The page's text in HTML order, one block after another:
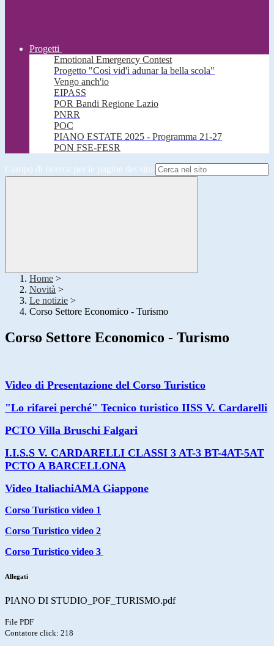
Progetti
Emotional Emergency Contest
Progetto "Così vid'ì adunar la bella scola"
Vengo anch'io
EIPASS
POR Bandi Regione Lazio
PNRR
POC
PIANO ESTATE 2025 - Programma 21-27
PON FSE-FESR
Campo di ricerca per le pagine del sito
Home >
Novità >
Le notizie >
Corso Settore Economico - Turismo
Corso Settore Economico - Turismo
Video di Presentazione del Corso Turistico
"Lo rifarei perché" Tecnico turistico IISS V. Cardarelli
PCTO Villa Bruschi Falgari
I.I.S.S V. CARDARELLI CLASSI 3 AT-3 BT-4AT-5AT
PCTO A BARCELLONA
Video ItaliachiAMA Giappone
Corso Turistico video 1
Corso Turistico video 2
Corso Turistico video 3
Allegati
PIANO DI STUDIO_POF_TURISMO.pdf
File PDF
Contatore click: 218